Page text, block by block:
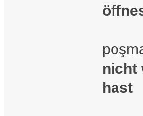
nicht
hast